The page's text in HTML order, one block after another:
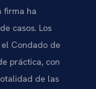
firma ha
casos. Los
Condado de
práctica, con
de las